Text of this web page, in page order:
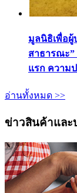
มูลนิธิเพื่อผู้
สาธารณะ
แรก ความ
อ่านทั้งหมด >>
ข่าวสินค้าและ